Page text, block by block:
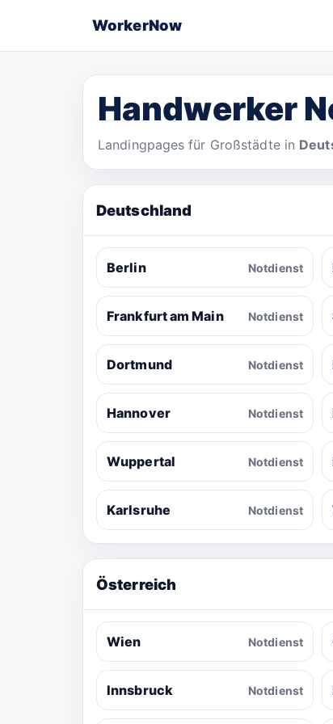
WorkerNow
Handwerker
Landingpages für Großstädte in
Deutschland
Berlin Notdienst
Frankfurt am Main Notdienst
Dortmund Notdienst
Hannover Notdienst
Wuppertal Notdienst
Karlsruhe Notdienst
Österreich
Wien Notdienst
Innsbruck Notdienst